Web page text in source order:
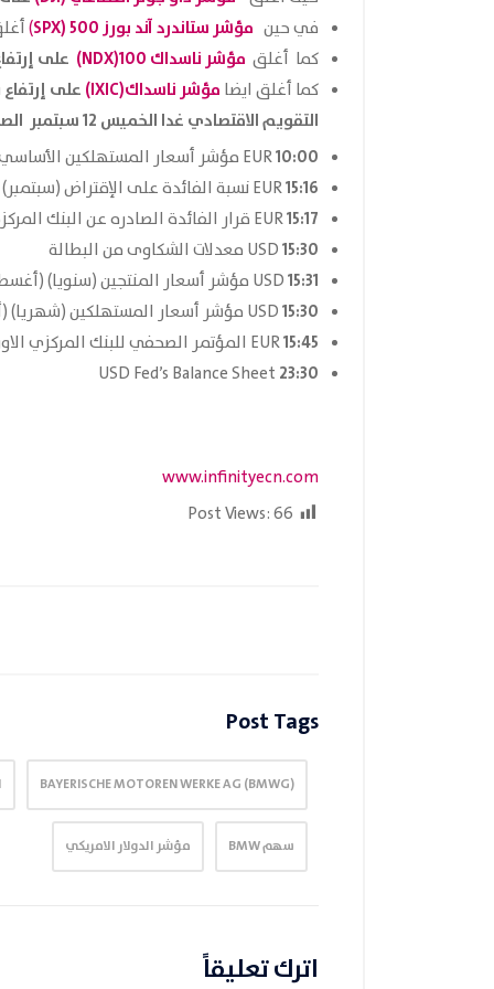
في حين مؤشر ستاندرد آند بورز 500 (SPX )
كما أغلق مؤشر ناسداك 100(NDX) على
كما أغلق ايضا مؤشر ناسداك(IXIC) على إرتفاع
التقويم الاقتصادي غدا الخميس 12 سبتمبر الصادر من موقع
10:00
15:16
15:17
15:30
15:31
15:30
15:45
23:30
www.infinityecn.com
Post Views:66
Post Tags
(BMWG) BAYERISCHE MOTOREN WERKE AG
سهم BMW مؤشر الدولار الامريكي
اترك تعليقاً